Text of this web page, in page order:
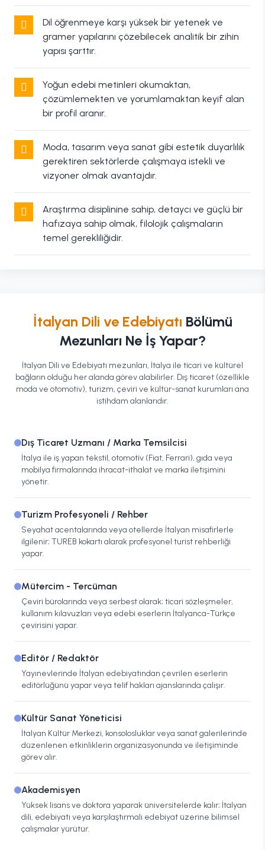
Dil öğrenmeye karşı yüksek bir yetenek ve
gramer yapılarını çözebilecek analitik bir zihin
yapısı şarttır.
Yoğun edebi metinleri okumaktan,
çözümlemekten ve yorumlamaktan keyif alan
bir profil aranır.
Moda, tasarım veya sanat gibi estetik duyarlılık
gerektiren sektörlerde çalışmaya istekli ve
vizyoner olmak avantajdır.
Araştırma disiplinine sahip, detaycı ve güçlü bir
hafızaya sahip olmak, filolojik çalışmaların
temel gerekliliğidir.
İtalyan Dili ve Edebiyatı Bölümü
Mezunları Ne İş Yapar?
İtalyan Dili ve Edebiyatı mezunları, İtalya ile ticari ve kültürel
bağların olduğu her alanda görev alabilirler. Dış ticaret (özellikle
moda ve otomotiv), turizm, çeviri ve kültür-sanat kurumları ana
istihdam alanlarıdır.
Dış Ticaret Uzmanı / Marka Temsilcisi
İtalya ile iş yapan tekstil, otomotiv (Fiat, Ferrari), gıda veya
mobilya firmalarında ihracat-ithalat ve marka iletişimini
yönetir.
Turizm Profesyoneli / Rehber
Seyahat acentalarında veya otellerde İtalyan misafirlerle
ilgilenir; TUREB kokartı alarak profesyonel turist rehberliği
yapar.
Mütercim - Tercüman
Çeviri bürolarında veya serbest olarak; ticari sözleşmeler,
kullanım kılavuzları veya edebi eserlerin İtalyanca-Türkçe
çevirisini yapar.
Editör / Redaktör
Yayınevlerinde İtalyan edebiyatından çevrilen eserlerin
editörlüğünü yapar veya telif hakları ajanslarında çalışır.
Kültür Sanat Yöneticisi
İtalyan Kültür Merkezi, konsolosluklar veya sanat galerilerinde
düzenlenen etkinliklerin organizasyonunda ve iletişiminde
görev alır.
Akademisyen
Yüksek lisans ve doktora yaparak üniversitelerde kalır; İtalyan
dili, edebiyatı veya karşılaştırmalı edebiyat üzerine bilimsel
çalışmalar yürütür.